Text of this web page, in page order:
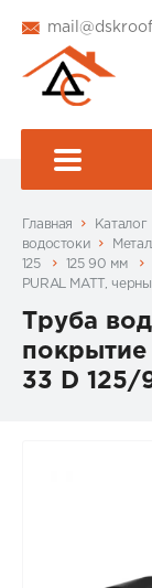
Главная Каталог
водостоки
125
125 90 мм
PURAL MATT,
Труба
покрытие
33 D 125/